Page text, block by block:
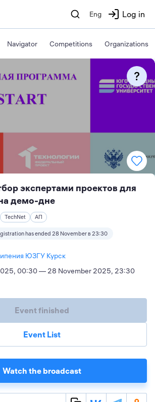
Eng Log in
Navigator Competitions Organizations
экспертами проектов для
демо-дне
TechNet АП
has ended 28 November в 23:30
ЮЗГУ Курск
00:30 — 28 November 2025, 23:30
Event finished
Event List
Watch the broadcast